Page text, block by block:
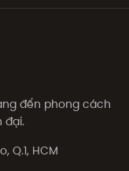
đến phong cách
đại.
Q.1, HCM